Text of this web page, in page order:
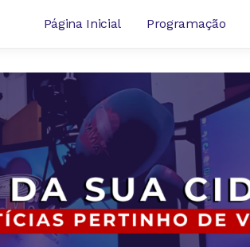
Página Inicial Programação